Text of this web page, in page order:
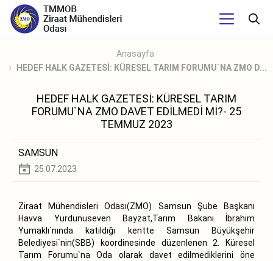
Anasayfa
HEDEF HALK GAZETESİ: KÜRESEL TARIM FORUMU`NA ZMO D...
HEDEF HALK GAZETESİ: KÜRESEL TARIM
FORUMU`NA ZMO DAVET EDİLMEDİ Mİ?- 25
TEMMUZ 2023
SAMSUN
25.07.2023
Ziraat Mühendisleri Odası(ZMO) Samsun Şube Başkanı
Havva Yurdunuseven Bayzat,Tarım Bakanı İbrahim
Yumaklı`nında katıldığı kentte Samsun Büyükşehir
Belediyesi`nin(SBB) koordinesinde düzenlenen 2. Küresel
Tarım Forumu`na Oda olarak davet edilmediklerini öne